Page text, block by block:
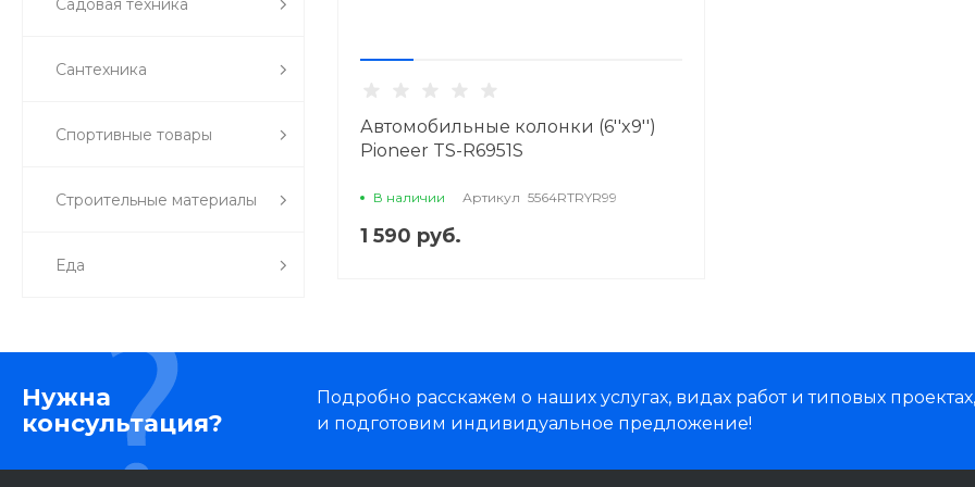
Садовая техника
Сантехника
Спортивные товары
Строительные материалы
Еда
Автомобильные колонки (6''x9'')
Pioneer TS-R6951S
В наличии Артикул 5564RTRYR99
1 590 руб.
Нужна
консультация?
Подробно расскажем о наших услугах, видах работ и типовых
и подготовим индивидуальное предложение!